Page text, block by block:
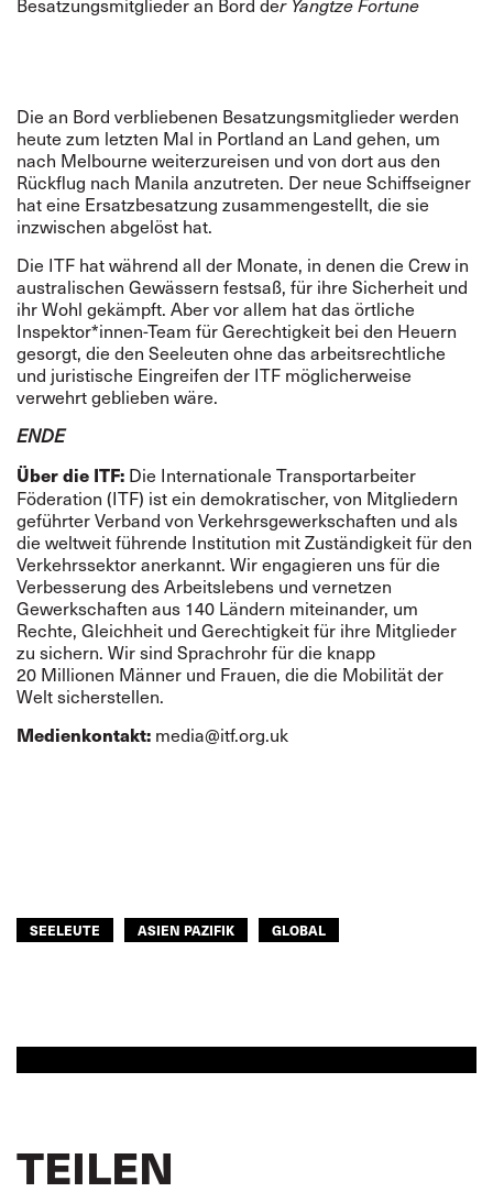
r Yangtze Fortune
Die an Bord verbliebenen Besatzungsmitglieder werden
heute zum letzten Mal in Portland an Land gehen, um
nach Melbourne weiterzureisen und von dort aus den
Rückflug nach Manila anzutreten. Der neue Schiffseigner
hat eine Ersatzbesatzung zusammengestellt, die sie
inzwischen abgelöst hat.
Die ITF hat während all der Monate, in denen die Crew in
australischen Gewässern festsaß, für ihre Sicherheit und
ihr Wohl gekämpft. Aber vor allem hat das örtliche
Inspektor*innen-Team für Gerechtigkeit bei den Heuern
gesorgt, die den Seeleuten ohne das arbeitsrechtliche
und juristische Eingreifen der ITF möglicherweise
verwehrt geblieben wäre.
ENDE
Über die ITF: Die Internationale Transportarbeiter
Föderation (ITF) ist ein demokratischer, von Mitgliedern
geführter Verband von Verkehrsgewerkschaften und als
die weltweit führende Institution mit Zuständigkeit für den
Verkehrssektor anerkannt. Wir engagieren uns für die
Verbesserung des Arbeitslebens und vernetzen
Gewerkschaften aus 140 Ländern miteinander, um
Rechte, Gleichheit und Gerechtigkeit für ihre Mitglieder
zu sichern. Wir sind Sprachrohr für die knapp
20 Millionen Männer und Frauen, die die Mobilität der
Welt sicherstellen.
Medienkontakt: media@itf.org.uk
SEELEUTE ASIEN PAZIFIK GLOBAL
TEILEN